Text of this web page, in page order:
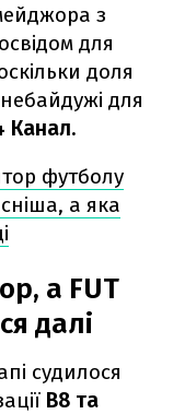
з
для
доля
для
Канал.
футболу
а яка
а FUT
далі
судилося
B8 та